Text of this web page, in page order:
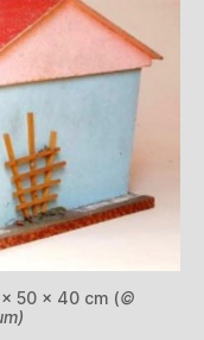
50 x 40 cm (©